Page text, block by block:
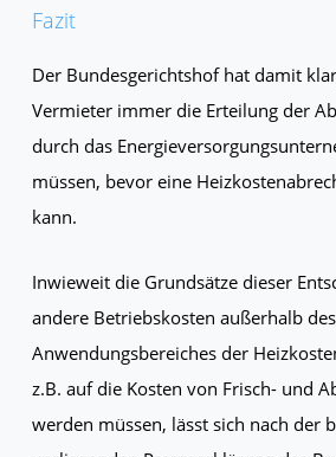
Fazit
Der Bundesgerichtshof hat damit
Vermieter immer die Erteilung der
durch das
müssen, bevor eine
kann.
Inwieweit die Grundsätze dieser
andere Betriebskosten außerhalb des
Anwendungsbereiches der
z.B. auf die Kosten von Frisch- und
werden müssen, lässt sich nach der